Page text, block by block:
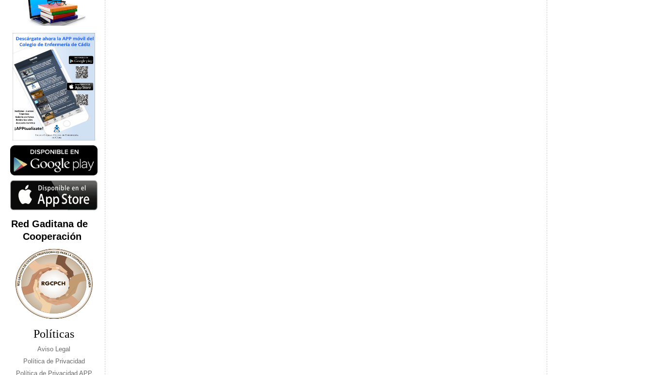
Red Gaditana de
Cooperación
Políticas
Aviso Legal
Política de Privacidad
Política de Privacidad APP